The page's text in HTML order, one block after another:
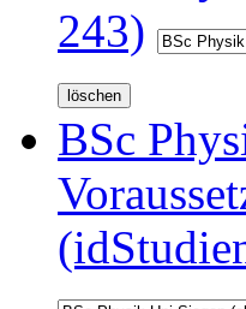
243)
BSc